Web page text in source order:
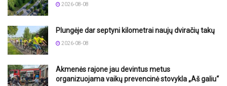
2026-08-08
Plungėje dar septyni kilometrai naujų dviračių takų
2026-08-08
Akmenės rajone jau devintus metus
organizuojama vaikų prevencinė stovykla „Aš galiu“